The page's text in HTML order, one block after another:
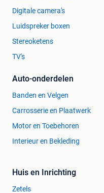
Digitale camera's
Luidspreker boxen
Stereoketens
TV's
Auto-onderdelen
Banden en Velgen
Carrosserie en Plaatwerk
Motor en Toebehoren
Interieur en Bekleding
Huis en Inrichting
Zetels